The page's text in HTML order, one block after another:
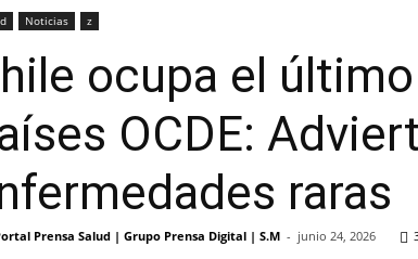
Noticias z
ocupa el
OCDE:
raras
Prensa Salud | Grupo Prensa Digital | S.M - junio 24, 2026